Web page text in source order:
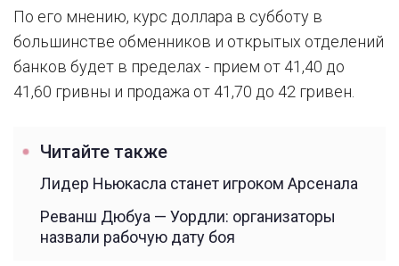
По его мнению, курс доллара в субботу в
большинстве обменников и открытых отделений
банков будет в пределах - прием от 41,40 до
41,60 гривны и продажа от 41,70 до 42 гривен.
Читайте также
Лидер Ньюкасла станет игроком Арсенала
Реванш Дюбуа — Уордли: организаторы
назвали рабочую дату боя